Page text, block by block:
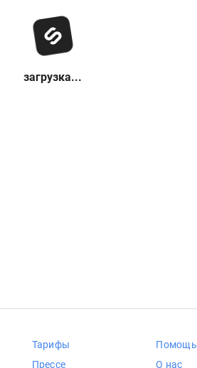
загрузка...
Тарифы
Прессе
Помощь
О нас